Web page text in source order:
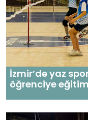
İzmir’de yaz
öğrenciye eğitim